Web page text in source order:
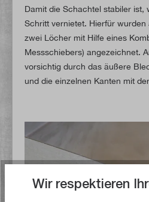
Damit die Schachtel stabiler ist,
Schritt vernietet. Hierfür
zwei Löcher mit Hilfe eines
Messschiebers) angezeichnet.
vorsichtig durch das äußere
und die einzelnen Kanten mit
Wir respektieren